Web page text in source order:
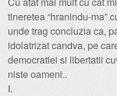
tineretea “hranindu-ma”
unde trag concluzia ca,
idolatrizat candva, pe
democratiei si libertatii
niste oameni..
I.